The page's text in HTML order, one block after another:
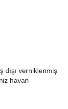
dışı verniklenmiş
havan